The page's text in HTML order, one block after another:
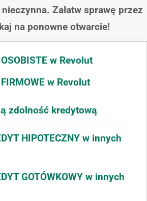
Załatw sprawę przez
na ponowne otwarcie!
w Revolut
w Revolut
zdolność kredytową
HIPOTECZNY w innych
GOTÓWKOWY w innych